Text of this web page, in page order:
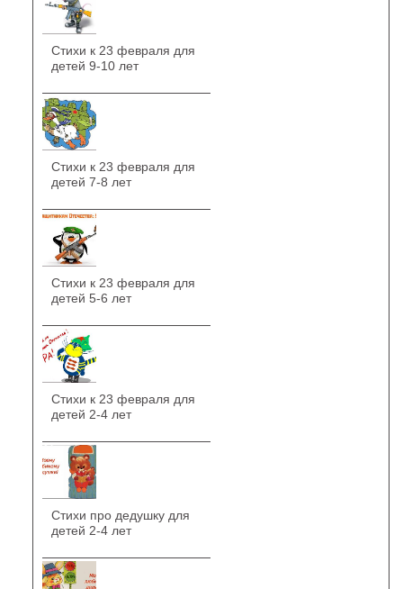
Стихи к 23 февраля для
детей 9-10 лет
Стихи к 23 февраля для
детей 7-8 лет
Стихи к 23 февраля для
детей 5-6 лет
Стихи к 23 февраля для
детей 2-4 лет
Стихи про дедушку для
детей 2-4 лет